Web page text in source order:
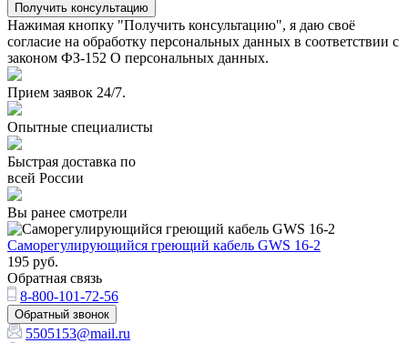
Получить консультацию
Нажимая кнопку "Получить консультацию", я даю своё
согласие на обработку персональных данных в соответствии с
законом ФЗ-152 О персональных данных.
Прием заявок 24/7.
Опытные специалисты
Быстрая доставка по
всей России
Вы ранее смотрели
Саморегулирующийся греющий кабель GWS 16-2
195 руб.
Обратная связь
8-800-101-72-56
Обратный звонок
5505153@mail.ru